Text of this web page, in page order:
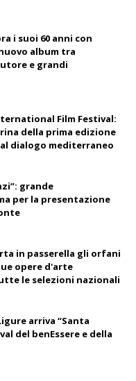
i suoi 60 anni con
album tra
e grandi
Film Festival:
della prima edizione
dialogo mediterraneo
grande
per la presentazione
in passerella gli orfani
opere d'arte
le selezioni nazionali
arriva “Santa
del benEssere e della